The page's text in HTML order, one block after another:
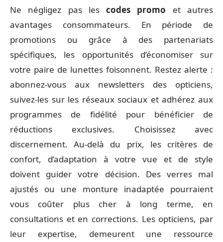
Ne négligez pas lescodes promo et autres
avantages consommateurs. En période de
promotions ou grâce à des partenariats
spécifiques, les opportunités d’économiser sur
votre paire de lunettes foisonnent. Restez alerte :
abonnez-vous aux newsletters des opticiens,
suivez-les sur les réseaux sociaux et adhérez aux
programmes de fidélité pour bénéficier de
réductions exclusives. Choisissez avec
discernement. Au-delà du prix, les critères de
confort, d’adaptation à votre vue et de style
doivent guider votre décision. Des verres mal
ajustés ou une monture inadaptée pourraient
vous coûter plus cher à long terme, en
consultations et en corrections. Les opticiens, par
leur expertise, demeurent une ressource